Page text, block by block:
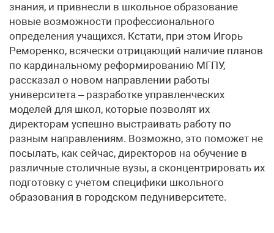
знания, и привнесли в школьное образование
новые возможности профессионального
определения учащихся. Кстати, при этом Игорь
Реморенко, всячески отрицающий наличие планов
по кардинальному реформированию МГПУ,
рассказал о новом направлении работы
университета – разработке управленческих
моделей для школ, которые позволят их
директорам успешно выстраивать работу по
разным направлениям. Возможно, это поможет не
посылать, как сейчас, директоров на обучение в
различные столичные вузы, а сконцентрировать их
подготовку с учетом специфики школьного
образования в городском педуниверситете.